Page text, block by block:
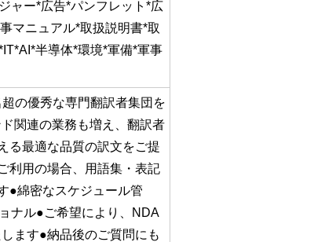
ャー*広告*パンフレット*広
マニュアル*取扱説明書*取
半導体*環境*軍備*軍事
の優秀な専門翻訳者集団を
関連の業務も増え、翻訳者
る最適な品質の訳文をご提
利用の場合、用語集・表記
●綿密なスケジュール管
ナル●ご希望により、NDA
ます●納品後のご質問にも